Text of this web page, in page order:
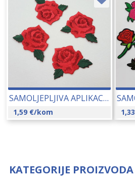
SAMOLJEPLJIVA APLIKACIJA RUŽA 4×5 CM 17184
1,59 €/kom 1,33
KATEGORIJE PROIZVODA